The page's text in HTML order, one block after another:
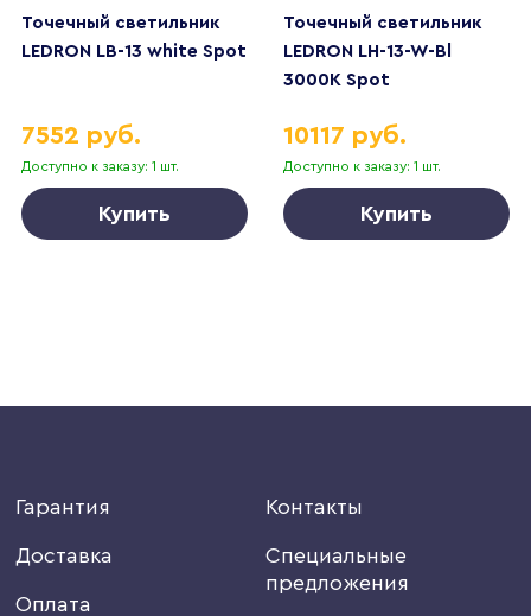
Точечный светильник
LEDRON LB-13 white Spot
Доступно к заказу: 1 шт.
7552 руб.
Купить
Точечный светильник
LEDRON LH-13-W-Bl
3000K Spot
Доступно к заказу: 1 шт.
10117 руб.
Купить
Гарантия
Доставка
Оплата
Контакты
Специальные
предложения